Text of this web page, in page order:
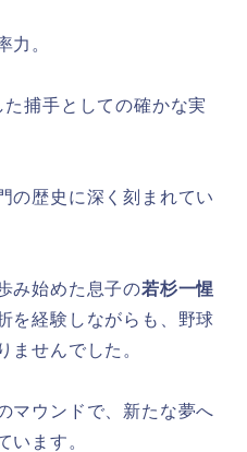
力。
た捕手としての確かな実
の歴史に深く刻まれてい
み始めた息子の若杉一惺
を経験しながらも、野球
ませんでした。
マウンドで、新たな夢へ
います。